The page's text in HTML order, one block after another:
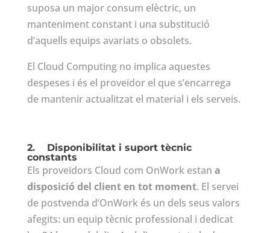
suposa un major consum elèctric, un
manteniment constant i una substitució
d’aquells equips avariats o obsolets.
El Cloud Computing no implica aquestes
despeses i és el proveïdor el que s’encarrega
de mantenir actualitzat el material i els serveis.
2. Disponibilitat i suport tècnic
constants
Els proveïdors Cloud com OnWork estan a
disposició del client en tot moment. El servei
de postvenda d’OnWork és un dels seus valors
afegits: un equip tècnic professional i dedicat